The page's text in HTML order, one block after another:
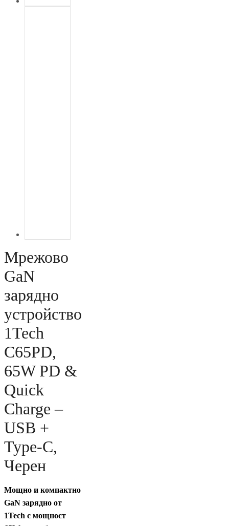
Мрежово
GaN
зарядно
устройство
1Tech
C65PD,
65W PD &
Quick
Charge –
USB +
Type-C,
Черен
Мощно и компактно
GaN зарядно от
1Tech с мощност